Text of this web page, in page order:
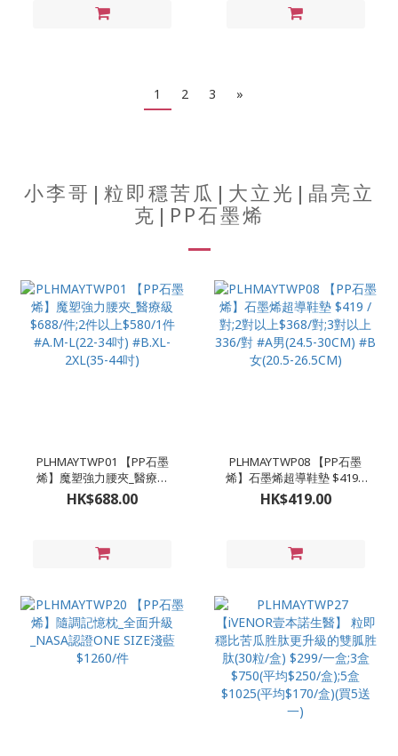
1 2 3 »
小李哥|粒即穩苦瓜|大立光|晶亮立
克|PP石墨烯
PLHMAYTWP01 【PP石墨
烯】魔塑強力腰夾_醫療級
$688/件;2件以上$580/1件
#A.M-L(22-34吋) #B.XL-
HK$688.00
PLHMAYTWP08 【PP石墨
烯】石墨烯超導鞋墊 $419 /
對;2對以上$368/對;3對以上
336/對 #A男(24.5-30CM) #B
HK$419.00